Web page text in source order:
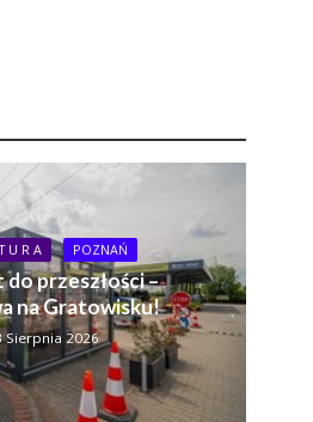
U R A POZNAŃ
przeszłości –
na Gratowisku!
Sierpnia 2026